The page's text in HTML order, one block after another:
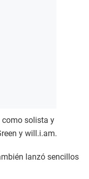
como solista y
y will.i.am.
lanzó sencillos